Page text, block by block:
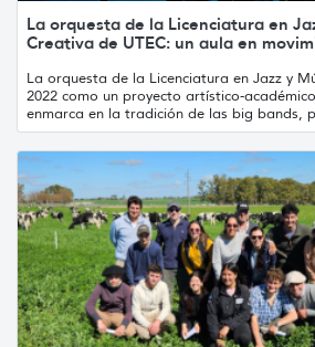
La orquesta de la Licenciatura en
Creativa de UTEC: un aula en
La orquesta de la Licenciatura en Jazz y
2022 como un proyecto artístico-
enmarca en la tradición de las big bands,